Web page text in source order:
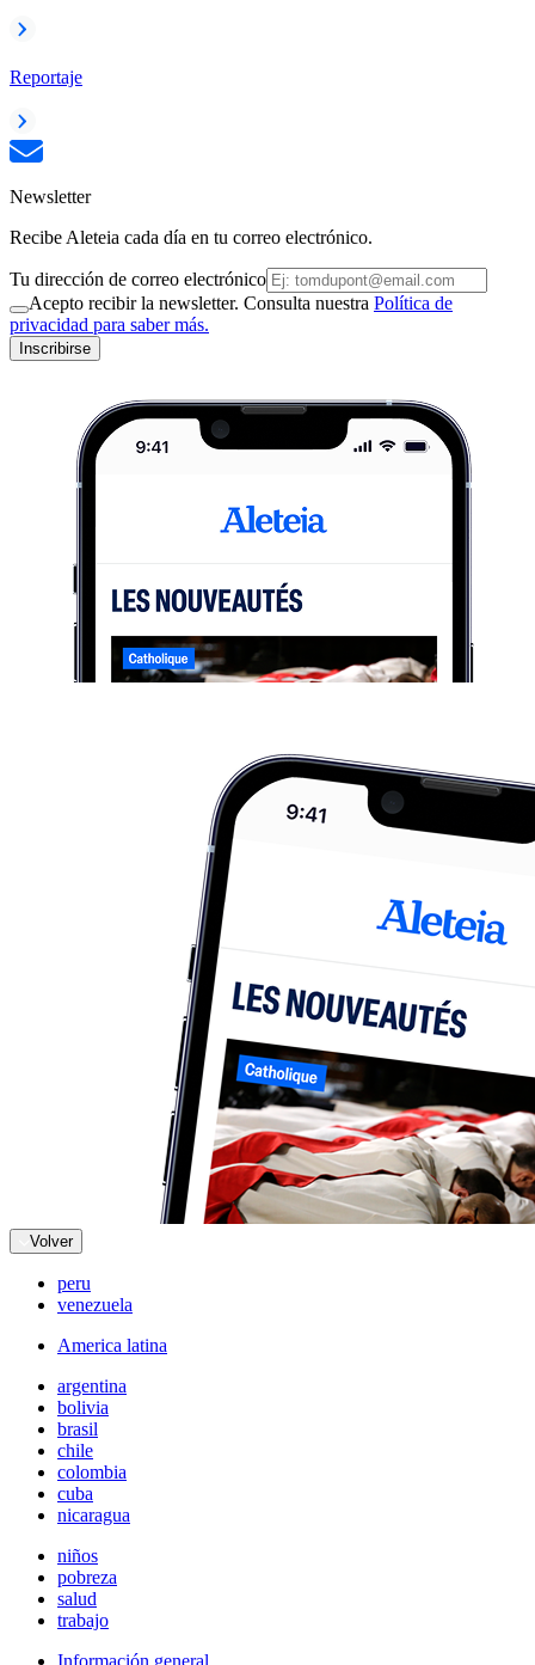
Reportaje
Newsletter
Recibe Aleteia cada día en tu correo electrónico.
Tu dirección de correo electrónico
Acepto recibir la newsletter. Consulta nuestra Política de
privacidad para saber más.
Inscribirse
Volver
peru
venezuela
America latina
argentina
bolivia
brasil
chile
colombia
cuba
nicaragua
niños
pobreza
salud
trabajo
Información general